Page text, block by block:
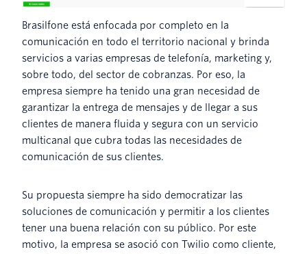
Brasilfone está enfocada por completo en la
comunicación en todo el territorio nacional y brinda
servicios a varias empresas de telefonía, marketing y,
sobre todo, del sector de cobranzas. Por eso, la
empresa siempre ha tenido una gran necesidad de
garantizar la entrega de mensajes y de llegar a sus
clientes de manera fluida y segura con un servicio
multicanal que cubra todas las necesidades de
comunicación de sus clientes.
Su propuesta siempre ha sido democratizar las
soluciones de comunicación y permitir a los clientes
tener una buena relación con su público. Por este
motivo, la empresa se asoció con Twilio como cliente,